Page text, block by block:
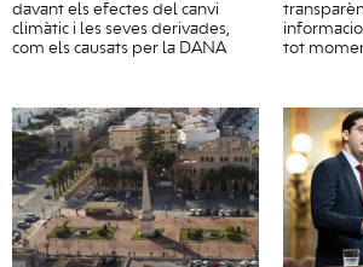
davant els efectes del canvi
climàtic i les seves derivades,
com els causats per la DANA
tot